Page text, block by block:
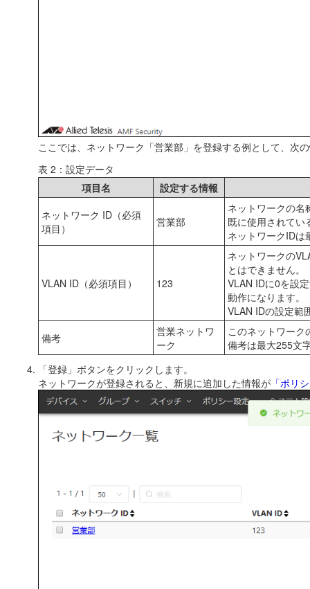
ここでは、ネットワーク「営業部」を登録する例として、次
表 2：設定データ
項目名
設定する情報
ネットワーク ID（必須
項目）
営業部
ネットワークの名
既に使用されてい
ネットワークIDは
VLAN ID（必須項目） 123
ネットワークの
とはできません。
VLAN IDに0を設
動作になります。
VLAN IDの設定範
備考
営業ネットワ
ーク
このネットワー
備考は最大255文
「登録」ボタンをクリックします。
ネットワークが登録されると、新規に追加した情報が 「ポリ